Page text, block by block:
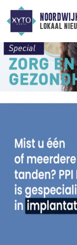
lokaal